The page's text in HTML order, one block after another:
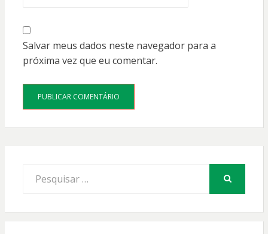
Salvar meus dados neste navegador para a
próxima vez que eu comentar.
por: